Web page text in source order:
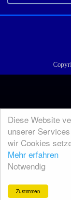
Diese Website
unserer
wir Cookies
Mehr erfahren
Notwendig
Zustimmen